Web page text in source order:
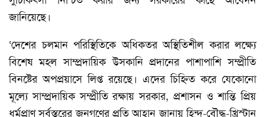
জানিয়েছে।
‘দেশের চলমান পরিস্থিতিকে অধিকতর অস্থিতিশীল করার লক্ষ্যে
বিশেষ মহল সাম্প্রদায়িক উসকানি প্রদানের পাশাপাশি সম্প্রীতি
বিনষ্টের অপপ্রয়াসে লিপ্ত রয়েছে। এদের চিহ্নিত করে যেকোনো
মূল্যে সাম্প্রদায়িক সম্প্রীতি রক্ষায় সরকার, প্রশাসন ও শান্তি প্রিয়
ধর্মপ্রাণ সর্বস্তরের জনগণের প্রতি আহ্বান জানায় হিন্দু-বৌদ্ধ-খ্রিস্টান